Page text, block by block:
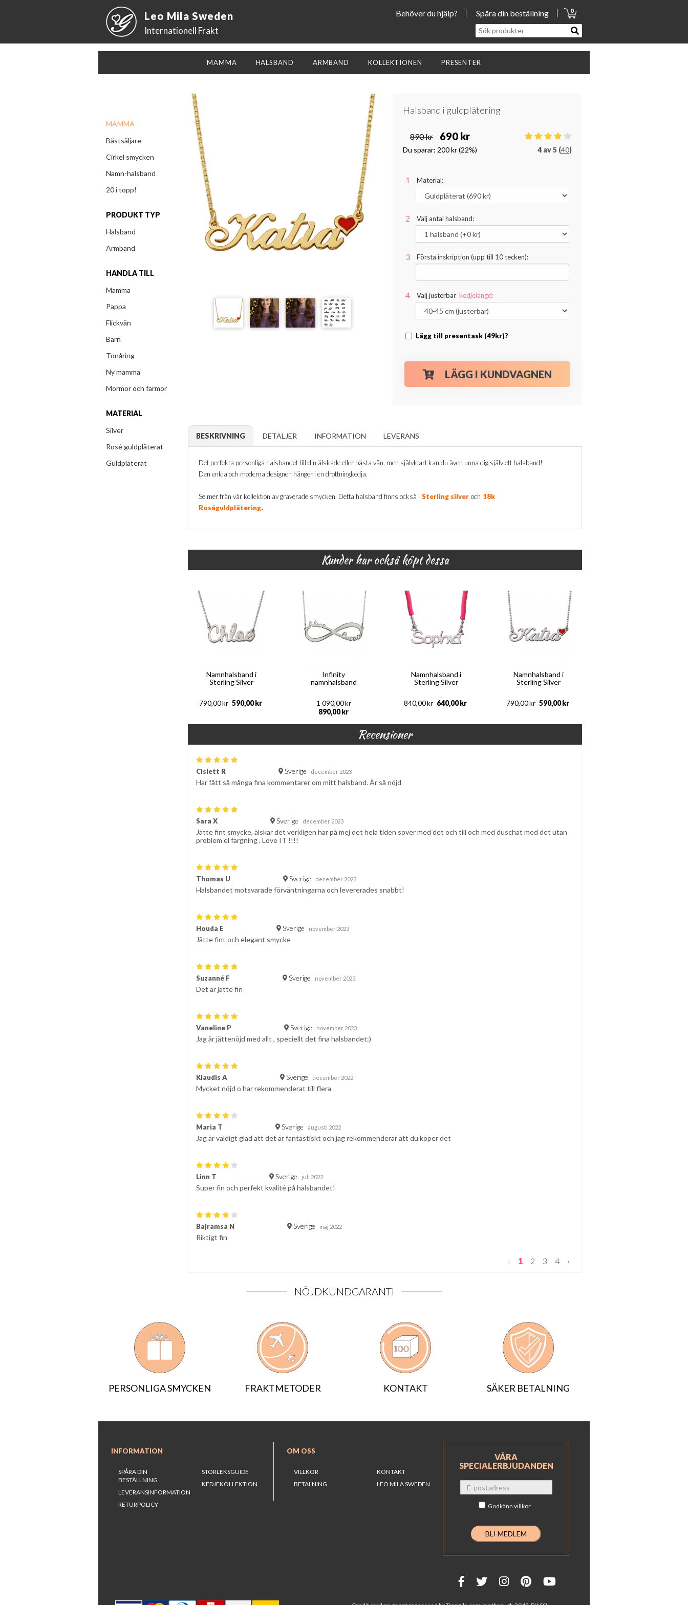
Leo Mila Sweden
Internationell Frakt
Behöver du hjälp? Spåra din beställning 0
MAMMA HALSBAND ARMBAND KOLLEKTIONEN PRESENTER
MAMMA
Bästsäljare
Cirkel smycken
Namn-halsband
20 i topp!
PRODUKT TYP
Halsband
Armband
HANDLA TILL
Mamma
Pappa
Flickvän
Barn
Tonåring
Ny mamma
Mormor och farmor
MATERIAL
Silver
Rosé guldpläterat
Guldpläterat
Halsband i guldplätering
890 kr 690 kr
Du sparar: 200 kr(22%) 4 av5 (40)
Material:
Välj antal halsband:
Första inskription (upp till 10 tecken):
Välj justerbar kedjelängd:
Lägg till presentask (49kr)?
LÄGG I KUNDVAGNEN
BESKRIVNING DETALJER INFORMATION LEVERANS
Det perfekta personliga halsbandet till din älskade eller bästa vän, men självklart kan du även unna dig själv ett halsband!
Den enkla och moderna designen hänger i en drottningkedja.
Se mer från vår kollektion av graverade smycken. Detta halsband finns också i Sterling silver och 18k
Roséguldplätering.
Kunder har också köpt dessa
Namnhalsband i
Sterling Silver
kr
790,00 kr
590,00
Infinity
namnhalsband
kr
1 090,00
kr
890,00
Namnhalsband i
Sterling Silver
kr
840,00 kr
640,00
Namnhalsband i
Sterling Silver
kr
790,00 kr
590,00
Recensioner
Cislett R Sverige december 2023
Har fått så många fina kommentarer om mitt halsband. Är så nöjd
Sara X Sverige december 2023
Jätte fint smycke, älskar det verkligen har på mej det hela tiden sover med det och till och med duschat med det utan
problem el färgning . Love IT !!!!
Thomas U Sverige december 2023
Halsbandet motsvarade förväntningarna och levererades snabbt!
Houda E Sverige november 2023
Jätte fint och elegant smycke
Suzanné F Sverige november 2023
Det är jätte fin
Vaneline P Sverige november 2023
Jag är jättenöjd med allt , speciellt det fina halsbandet:)
Klaudis A Sverige december 2022
Mycket nöjd o har rekommenderat till flera
Maria T Sverige augusti 2022
Jag är väldigt glad att det är fantastiskt och jag rekommenderar att du köper det
Linn T Sverige juli 2022
Super fin och perfekt kvalité på halsbandet!
Bajramsa N Sverige maj 2022
Riktigt fin
‹ 1 2 3 4 ›
NÖJDKUNDGARANTI
KONTAKT SÄKER BETALNING
PERSONLIGA SMYCKEN FRAKTMETODER
INFORMATION
SPÅRA DIN
BESTÄLLNING
LEVERANSINFORMATION
RETURPOLICY
STORLEKSGUIDE
KEDJEKOLLEKTION
OM OSS
VILLKOR
BETALNING
KONTAKT
LEO MILA SWEDEN
VÅRA
SPECIALERBJUDANDEN
Godkännvillkor